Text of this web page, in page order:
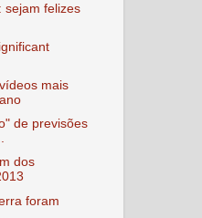
sejam felizes
mais
de previsões
dos
foram